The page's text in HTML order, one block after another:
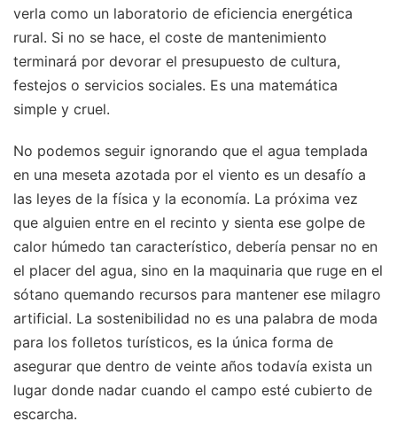
verla como un laboratorio de eficiencia energética
rural. Si no se hace, el coste de mantenimiento
terminará por devorar el presupuesto de cultura,
festejos o servicios sociales. Es una matemática
simple y cruel.
No podemos seguir ignorando que el agua templada
en una meseta azotada por el viento es un desafío a
las leyes de la física y la economía. La próxima vez
que alguien entre en el recinto y sienta ese golpe de
calor húmedo tan característico, debería pensar no en
el placer del agua, sino en la maquinaria que ruge en el
sótano quemando recursos para mantener ese milagro
artificial. La sostenibilidad no es una palabra de moda
para los folletos turísticos, es la única forma de
asegurar que dentro de veinte años todavía exista un
lugar donde nadar cuando el campo esté cubierto de
escarcha.